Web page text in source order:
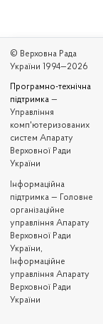
© Верховна Рада
України 1994—2026
Програмно-технічна
підтримка —
Управління
комп'ютеризованих
систем Апарату
Верховної Ради
України
Iнформаційна
підтримка — Головне
організаційне
управління Апарату
Верховної Ради
України,
Інформаційне
управління Апарату
Верховної Ради
України